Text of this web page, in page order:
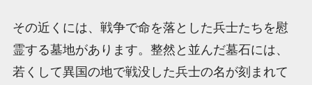
その近くには、戦争で命を落とした兵士たちを慰
霊する墓地があります。整然と並んだ墓石には、
若くして異国の地で戦没した兵士の名が刻まれて